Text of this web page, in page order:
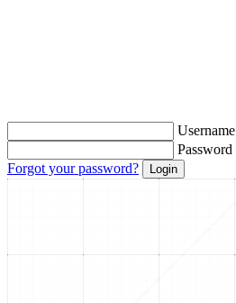
Username
Password
Forgot your password?